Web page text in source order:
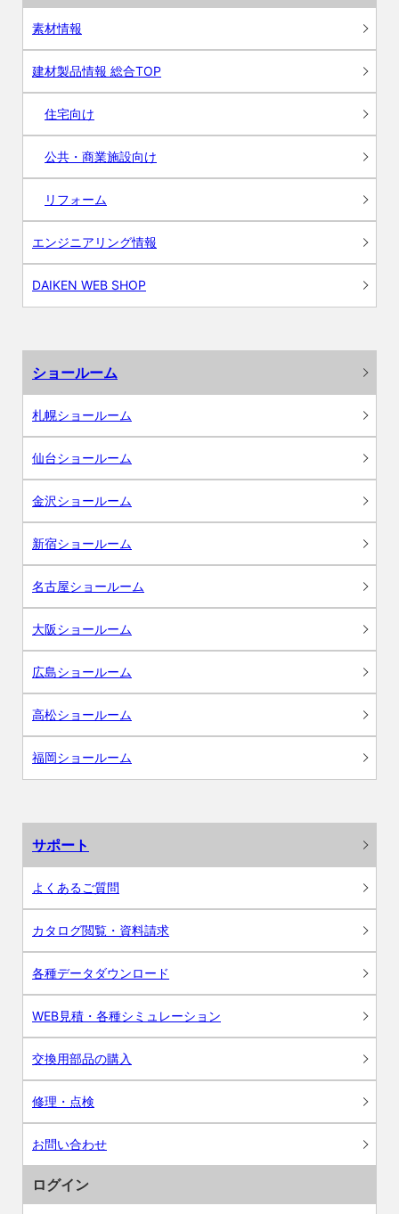
素材情報
建材製品情報 総合TOP
住宅向け
公共・商業施設向け
リフォーム
エンジニアリング情報
DAIKEN WEB SHOP
ショールーム
札幌ショールーム
仙台ショールーム
金沢ショールーム
新宿ショールーム
名古屋ショールーム
大阪ショールーム
広島ショールーム
高松ショールーム
福岡ショールーム
サポート
よくあるご質問
カタログ閲覧・資料請求
各種データダウンロード
WEB見積・各種シミュレーション
交換用部品の購入
修理・点検
お問い合わせ
ログイン